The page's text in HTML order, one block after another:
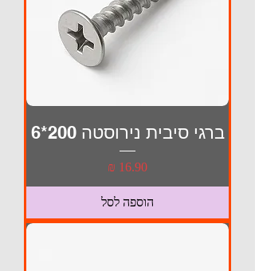
ברגי סיבית נירוסטה 200*6
מחיר
הוספה לסל